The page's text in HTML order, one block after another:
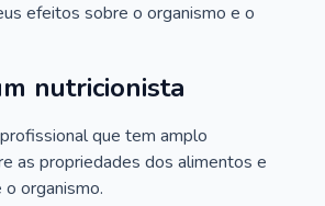
efeitos sobre o organismo e o
nutricionista
que tem amplo
as propriedades dos alimentos e
organismo.